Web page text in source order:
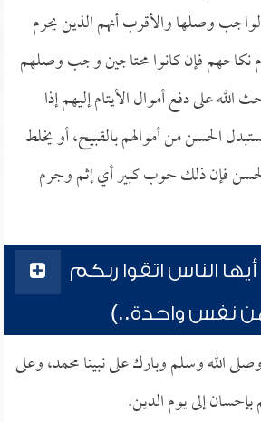
وصلها والأقرب أنهم الذين يحرم
نكاحهم فإن كانوا محتاجين وجب وصلهم
على دفع أموال الأيتام إليهم إذا
الحسن من أموالهم بالقبيح، أو يخلط
الحسن فإن ذلك حوب كبير أي إثم وجرم
الناس اتقوا ربكم
نفس واحدة..)
الله وسلم وبارك على نبينا محمد، وعلى
إلى يوم الدين.